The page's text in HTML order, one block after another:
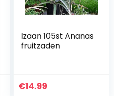
Izaan 105st Ananas
fruitzaden
€14.99